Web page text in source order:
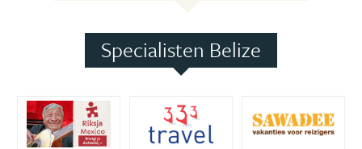
Specialisten Belize